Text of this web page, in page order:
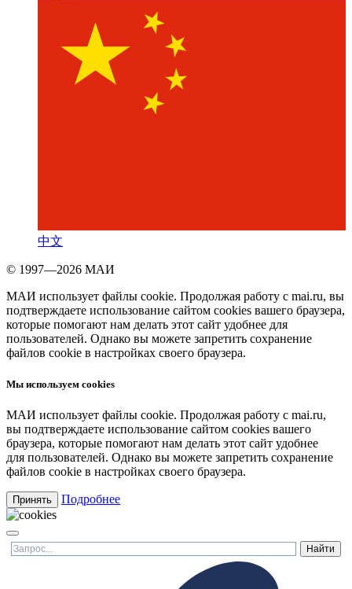
中文
© 1997—2026 МАИ
МАИ использует файлы cookie. Продолжая работу с mai.ru, вы
подтверждаете использование сайтом cookies вашего браузера,
которые помогают нам делать этот сайт удобнее для
пользователей. Однако вы можете запретить сохранение
файлов cookie в настройках своего браузера.
Мы используем cookies
МАИ использует файлы cookie. Продолжая работу с mai.ru,
вы подтверждаете использование сайтом cookies вашего
браузера, которые помогают нам делать этот сайт удобнее
для пользователей. Однако вы можете запретить сохранение
файлов cookie в настройках своего браузера.
Принять Подробнее